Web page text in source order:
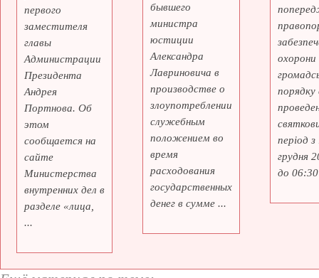
первого
заместителя
главы
Администрации
Президента
Андрея
Портнова. Об
этом
сообщается на
сайте
Министерства
внутренних дел в
разделе «лица,
...
бывшего
министра
юстиции
Александра
Лавриновича в
производстве о
злоупотреблении
служебным
положением во
время
расходования
государственных
денег в сумме ...
охорони
порядку
період
грудня
до